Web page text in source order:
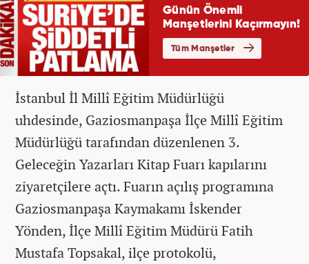
İstanbul İl Millî Eğitim Müdürlüğü
uhdesinde, Gaziosmanpaşa İlçe Millî Eğitim
Müdürlüğü tarafından düzenlenen 3.
Geleceğin Yazarları Kitap Fuarı kapılarını
ziyaretçilere açtı. Fuarın açılış programına
Gaziosmanpaşa Kaymakamı İskender
Yönden, İlçe Millî Eğitim Müdürü Fatih
Mustafa Topsakal, ilçe protokolü,